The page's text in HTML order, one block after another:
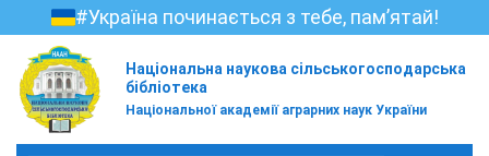
#Україна починається з тебе, пам’ятай!
Національна наукова сільськогосподарська
бібліотека
Національної академії аграрних наук України